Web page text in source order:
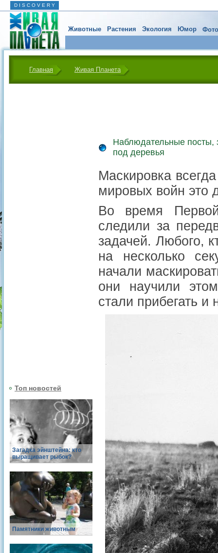
D I S C O V E R Y
Животные Растения Экология Юмор
Главная Живая Планета
Топ новостей
Загадка эйнштейна: кто
выращивает рыбок?
Памятники животным
Наблюдательные посты,
под деревья
Маскировка
мировых войн это
Во время
следили за
задачей. Любого,
на несколько
начали
они научили
стали прибегать и